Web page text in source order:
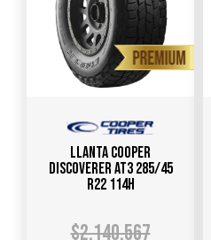
Llanta COOPER
DISCOVERER AT3 285/45
R22 114H
$2.140.567